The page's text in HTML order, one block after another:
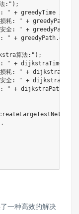
:" ) ;
: " + greedyTime
耗: " + greedyPath
全: " + greedyPath
: " + greedyPath.
算法:" ) ;
: " + dijkstraTime
耗: " + dijkstraPath
全: " + dijkstraPath
: " + dijkstraPath
一种高效的解决